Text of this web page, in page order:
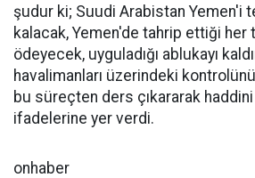
şudur ki; Suudi Arabistan Yemen'i
kalacak, Yemen'de tahrip ettiği her
ödeyecek, uyguladığı ablukayı
havalimanları üzerindeki
bu süreçten ders çıkararak
ifadelerine yer verdi.
onhaber